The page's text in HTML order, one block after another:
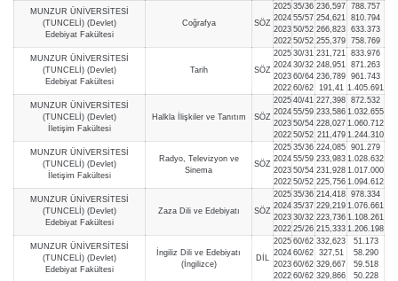
MUNZUR ÜNİVERSİTESİ
(TUNCELİ) (Devlet)
Edebiyat Fakültesi
Coğrafya SÖZ
2025
2024
2023
2022
35/36
55/57
50/52
50/52
236,597
254,621
266,823
255,379
788.757
810.794
633.373
758.769
MUNZUR ÜNİVERSİTESİ
(TUNCELİ) (Devlet)
Edebiyat Fakültesi
Tarih SÖZ
2025
2024
2023
2022
30/31
30/32
60/64
60/62
231,721
248,951
236,789
191,41
833.976
871.263
961.743
1.405.691
MUNZUR ÜNİVERSİTESİ
(TUNCELİ) (Devlet)
İletişim Fakültesi
Halkla İlişkiler ve Tanıtım SÖZ
2025
2024
2023
2022
40/41
55/59
50/54
50/52
227,398
233,586
228,027
211,479
872.532
1.032.655
1.060.712
1.244.310
MUNZUR ÜNİVERSİTESİ
(TUNCELİ) (Devlet)
İletişim Fakültesi
Radyo, Televizyon ve
Sinema
SÖZ
2025
2024
2023
2022
35/36
55/59
50/54
50/52
224,085
233,983
231,928
225,756
901.279
1.028.632
1.017.000
1.094.612
MUNZUR ÜNİVERSİTESİ
(TUNCELİ) (Devlet)
Edebiyat Fakültesi
Zaza Dili ve Edebiyatı SÖZ
2025
2024
2023
2022
35/36
35/37
30/32
25/26
214,418
229,219
223,736
215,333
978.334
1.076.661
1.108.261
1.206.198
MUNZUR ÜNİVERSİTESİ
(TUNCELİ) (Devlet)
Edebiyat Fakültesi
İngiliz Dili ve Edebiyatı
(İngilizce)
DİL
2025
2024
2023
2022
60/62
60/62
60/62
60/62
332,623
327,51
329,667
329,866
51.173
58.290
59.518
50.228